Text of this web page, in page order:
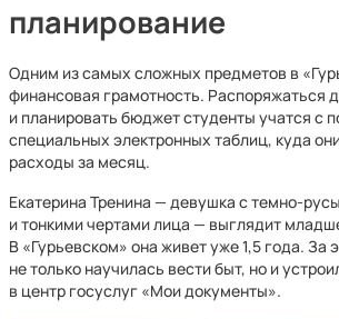
планирование
Одним из самых сложных предметов в
финансовая грамотность. Распоряжаться
и планировать бюджет студенты учатся с
специальных электронных таблиц, куда
расходы за месяц.
Екатерина Тренина — девушка с темно-
и тонкими чертами лица — выглядит
В «Гурьевском» она живет уже 1,5 года. За
не только научилась вести быт, но и
в центр гоcуслуг «Мои документы».